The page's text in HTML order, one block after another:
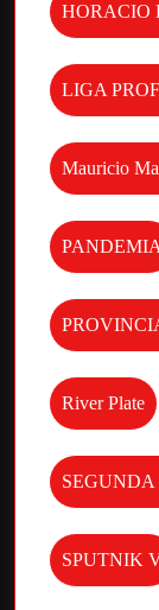
HORACIO
LIGA
Mauricio
PANDEMIA
River Plate
SEGUNDA
SPUTNIK